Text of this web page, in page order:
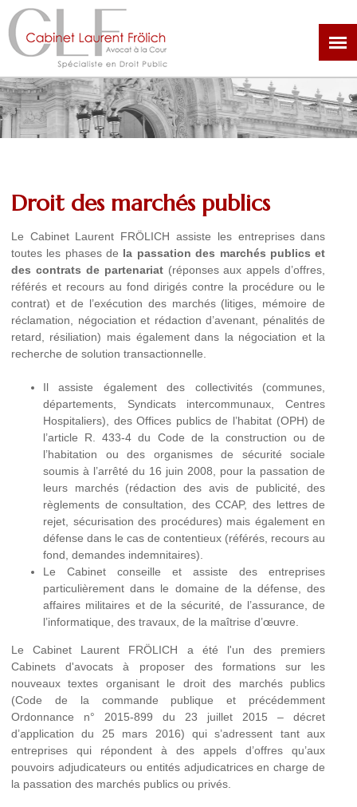
Aller
au
contenu
principal
Droit des marchés publics
Le Cabinet Laurent FRÖLICH assiste les entreprises dans
toutes les phases de la passation des marchés publics et
des contrats de partenariat(réponses aux appels d’offres,
référés et recours au fond dirigés contre la procédure ou le
contrat) et de l’exécution des marchés (litiges, mémoire de
réclamation, négociation et rédaction d’avenant, pénalités de
retard, résiliation) mais également dans la négociation et la
recherche de solution transactionnelle.
Il assiste également des collectivités (communes,
départements, Syndicats intercommunaux, Centres
Hospitaliers), des Offices publics de l’habitat (OPH) de
l’article R. 433-4 du Code de la construction ou de
l’habitation ou des organismes de sécurité sociale
soumis à l’arrêté du 16 juin 2008, pour la passation de
leurs marchés (rédaction des avis de publicité, des
règlements de consultation, des CCAP, des lettres de
rejet, sécurisation des procédures) mais également en
défense dans le cas de contentieux (référés, recours au
fond, demandes indemnitaires).
Le Cabinet conseille et assiste des entreprises
particulièrement dans le domaine de la défense, des
affaires militaires et de la sécurité, de l’assurance, de
l’informatique, des travaux, de la maîtrise d’œuvre.
Le Cabinet Laurent FRÖLICH a été l'un des premiers
Cabinets d'avocats à proposer des formations sur les
nouveaux textes organisant le droit des marchés publics
(Code de la commande publique et précédemment
Ordonnance n° 2015-899 du 23 juillet 2015 – décret
d’application du 25 mars 2016) qui s’adressent tant aux
entreprises qui répondent à des appels d’offres qu’aux
pouvoirs adjudicateurs ou entités adjudicatrices en charge de
la passation des marchés publics ou privés.